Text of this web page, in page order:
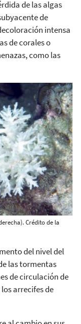
de las algas
de
intensa
de corales o
como las
Crédito de la
del nivel del
las tormentas
de circulación de
arrecifes de